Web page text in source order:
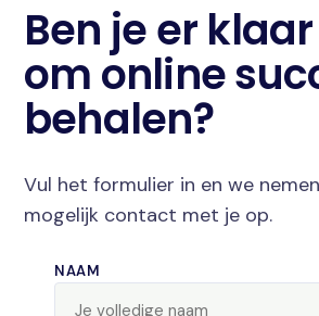
Ben je er
om online
behalen?
Vul het formulier in en we
mogelijk contact met je op.
NAAM